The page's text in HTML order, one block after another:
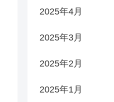
2025年4月
2025年3月
2025年2月
2025年1月